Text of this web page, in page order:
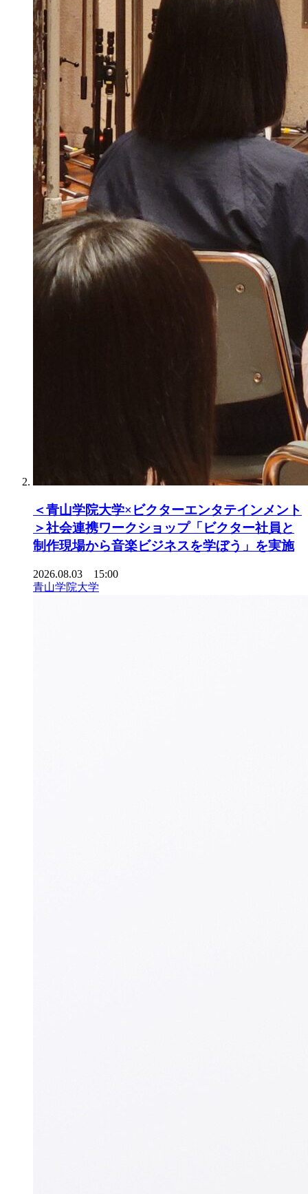
＜青山学院大学×ビクターエンタテインメント
＞社会連携ワークショップ「ビクター社員と
制作現場から音楽ビジネスを学ぼう」を実施
2026.08.03 15:00
青山学院大学